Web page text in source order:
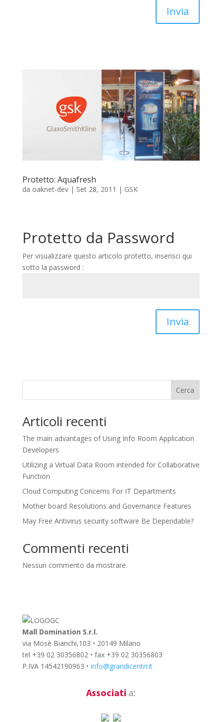
Invia
Protetto: Aquafresh
da oaknet-dev| Set 28, 2011 | GSK
Protetto da Password
Per visualizzare questo articolo protetto, inserisci qui
sotto la password :
Invia
Cerca
Articoli recenti
The main advantages of Using Info Room Application
Developers
Utilizing a Virtual Data Room intended for Collaborative
Function
Cloud Computing Concerns For IT Departments
Mother board Resolutions and Governance Features
May Free Antivirus security software Be Dependable?
Commenti recenti
Nessun commento da mostrare.
Mall Domination S.r.l.
via Mosè Bianchi,103 • 20149 Milano
tel +39 02 30356802 • fax +39 02 30356803
P.IVA 14542190963 • info@grandicentri.it
Associati a: